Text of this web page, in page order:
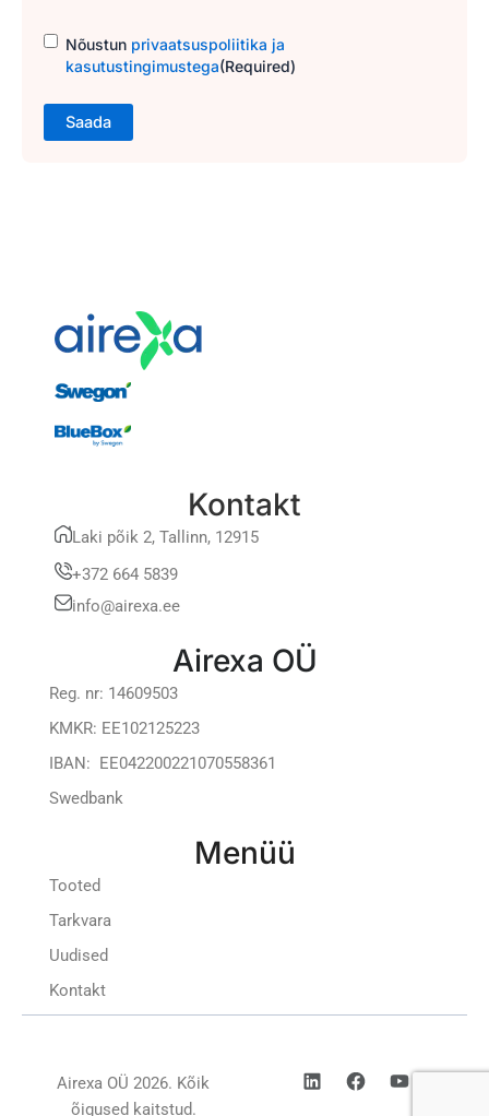
Consent(Required)
Nõustun privaatsuspoliitika ja
kasutustingimustega(Required)
Kontakt
Laki põik 2, Tallinn, 12915
+372 664 5839
info@airexa.ee
Airexa OÜ
Reg. nr: 14609503
KMKR: EE102125223
IBAN: EE042200221070558361
Swedbank
Menüü
Tooted
Tarkvara
Uudised
Kontakt
Airexa OÜ 2026. Kõik
õigused kaitstud.